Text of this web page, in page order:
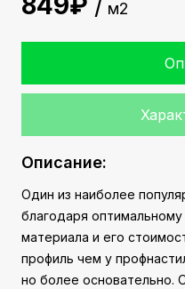
м2
Описание:
Один из наиболее
благодаря
материала и его
профиль чем у
но более основательно.